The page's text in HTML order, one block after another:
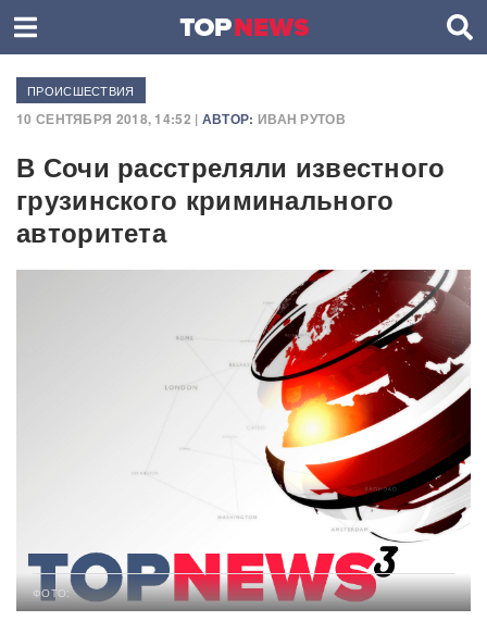
ПРОИСШЕСТВИЯ
10 СЕНТЯБРЯ 2018, 14:52 | АВТОР: ИВАН РУТОВ
В Сочи расстреляли известного
грузинского криминального
авторитета
ФОТО: